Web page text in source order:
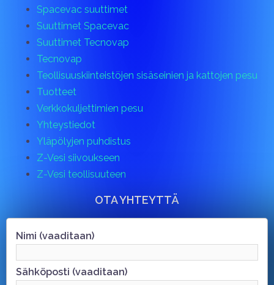
Spacevac suuttimet
Suuttimet Spacevac
Suuttimet Tecnovap
Tecnovap
Teollisuuskiinteistöjen sisäseinien ja kattojen pesu
Tuotteet
Verkkokuljettimien pesu
Yhteystiedot
Yläpölyjen puhdistus
Z-Vesi siivoukseen
Z-Vesi teollisuuteen
OTA YHTEYTTÄ
Nimi (vaaditaan)
Sähköposti (vaaditaan)